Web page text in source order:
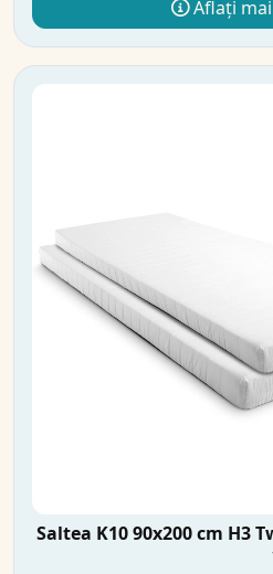
Aflați
Saltea K10 90x200 cm H3